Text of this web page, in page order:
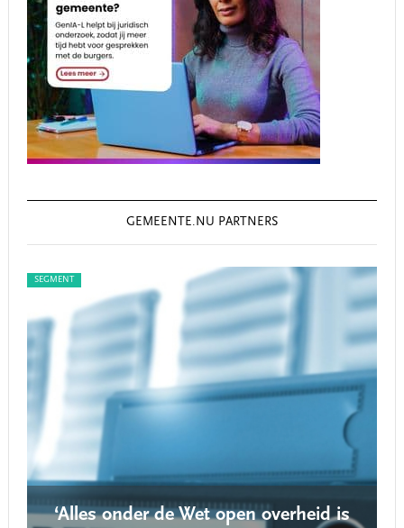
GEMEENTE.NU PARTNERS
SEGMENT
‘Alles onder de Wet open overheid is